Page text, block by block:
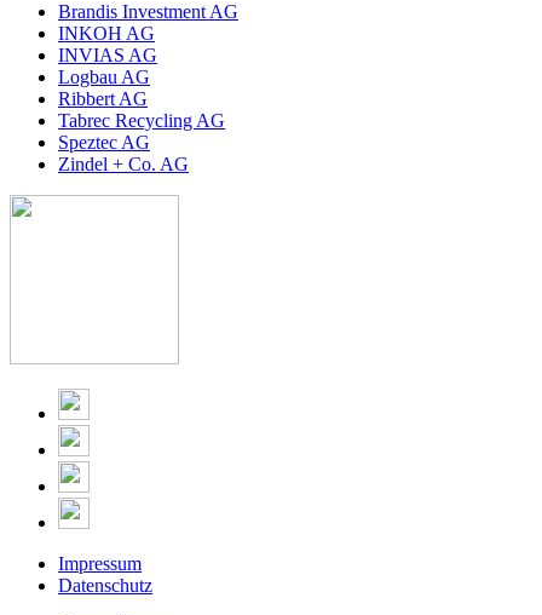
Brandis Investment AG
INKOH AG
INVIAS AG
Logbau AG
Ribbert AG
Tabrec Recycling AG
Speztec AG
Zindel + Co. AG
Impressum
Datenschutz